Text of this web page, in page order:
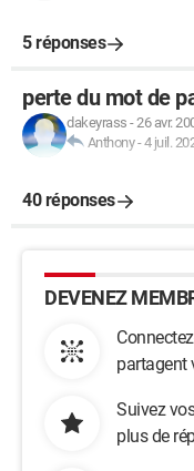
5 réponses
perte du mot de
dakeyrass -26 avr.
Anthony-4 juil.
40 réponses
DEVENEZ
partagent
Suivez
plus de